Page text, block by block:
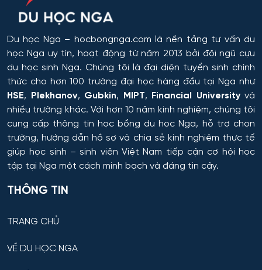
Du học Nga – hocbongnga.com là nền tảng tư vấn du
học Nga uy tín, hoạt động từ năm 2013 bởi đội ngũ cựu
du học sinh Nga. Chúng tôi là đại diện tuyển sinh chính
thức cho hơn 100 trường đại học hàng đầu tại Nga như
HSE, Plekhanov, Gubkin, MIPT, Financial Universityvà
nhiều trường khác. Với hơn 10 năm kinh nghiệm, chúng tôi
cung cấp thông tin học bổng du học Nga, hỗ trợ chọn
trường, hướng dẫn hồ sơ và chia sẻ kinh nghiệm thực tế
giúp học sinh – sinh viên Việt Nam tiếp cận cơ hội học
tập tại Nga một cách minh bạch và đáng tin cậy.
THÔNG TIN
TRANG CHỦ
VỀ DU HỌC NGA